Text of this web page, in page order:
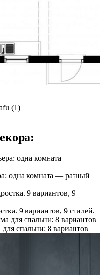
одна комната — разный
9 вариантов, 9 стилей.
спальни: 8 вариантов